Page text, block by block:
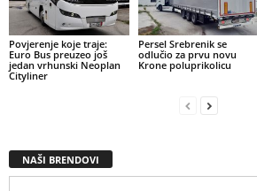
Povjerenje koje traje:
Euro Bus preuzeo još
jedan vrhunski Neoplan
Cityliner
Persel Srebrenik se
odlučio za prvu novu
Krone poluprikolicu
NAŠI BRENDOVI